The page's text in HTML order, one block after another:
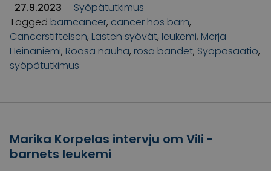
27.9.2023
Syöpätutkimus
Tagged barncancer, cancer hos barn,
Cancerstiftelsen, Lasten syövät, leukemi, Merja
Heinäniemi, Roosa nauha, rosa bandet, Syöpäsäätiö,
syöpätutkimus
Marika Korpelas intervju om Vili -
barnets leukemi